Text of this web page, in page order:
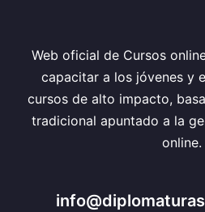
Web oficial de Cursos
capacitar a los jóvenes y
cursos de alto impacto,
tradicional apuntado a la
online.